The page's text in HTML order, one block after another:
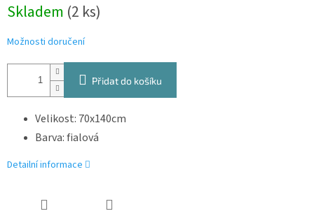
cena:
Skladem (2 ks)
Možnosti doručení
Přidat do košíku
Velikost: 70x140cm
Barva: fialová
Detailní informace